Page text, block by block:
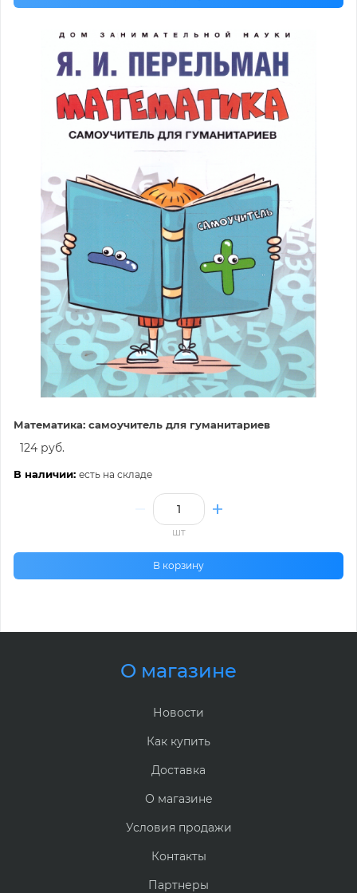
Математика: самоучитель для гуманитариев
124 руб.
В наличии: есть на складе
шт
В корзину
О магазине
Новости
Как купить
Доставка
О магазине
Условия продажи
Контакты
Партнеры